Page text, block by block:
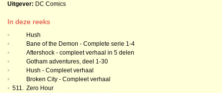
Uitgever: DC Comics
In deze reeks
•
Hush
•
Bane of the Demon - Complete serie 1-4
•
Aftershock - compleet verhaal in 5 delen
•
Gotham adventures, deel 1-30
•
Hush - Compleet verhaal
•
Broken City - Compleet verhaal
• 511. Zero Hour